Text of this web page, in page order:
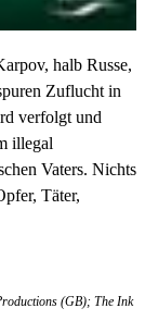
halb Russe,
Zuflucht in
verfolgt und
illegal
Vaters. Nichts
Täter,
(GB); The Ink